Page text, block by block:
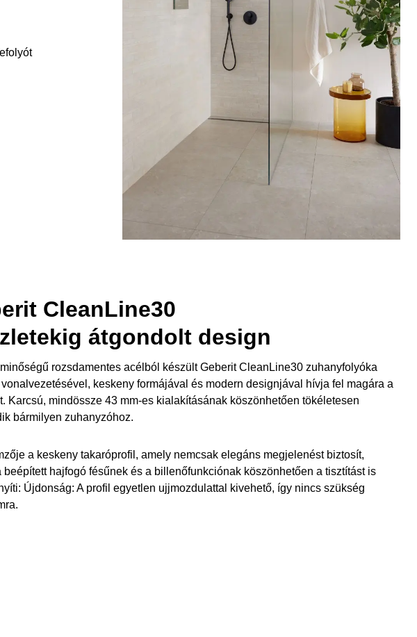
CleanLine30
átgondolt design
rozsdamentes acélból készült Geberit CleanLine30 zuhanyfolyóka
vonalvezetésével, keskeny formájával és modern designjával hívja fel magára a
Karcsú, mindössze 43 mm-es kialakításának köszönhetően tökéletesen
bármilyen zuhanyzóhoz.
a keskeny takaróprofil, amely nemcsak elegáns megjelenést biztosít,
beépített hajfogó fésűnek és a billenőfunkciónak köszönhetően a tisztítást is
Újdonság: A profil egyetlen ujjmozdulattal kivehető, így nincs szükség